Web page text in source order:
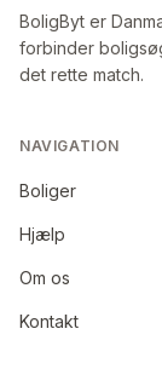
BoligByt er
forbinder
det rette match.
NAVIGATION
Boliger
Hjælp
Om os
Kontakt